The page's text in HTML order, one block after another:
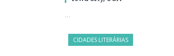
…
CIDADES LITERÁRIAS